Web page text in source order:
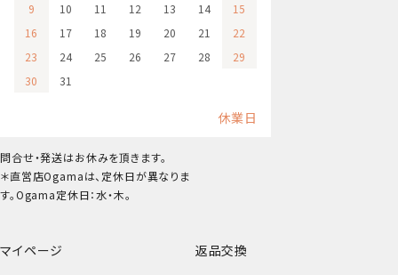
マイページ
返品交換
9
10 11 12 13 14
15
16
17 18 19 20 21
22
23
24 25 26 27 28
29
30
31
休業日
問合せ・発送はお休みを頂きます。
＊直営店Ogamaは、定休日が異なりま
す。Ogama定休日：水・木。